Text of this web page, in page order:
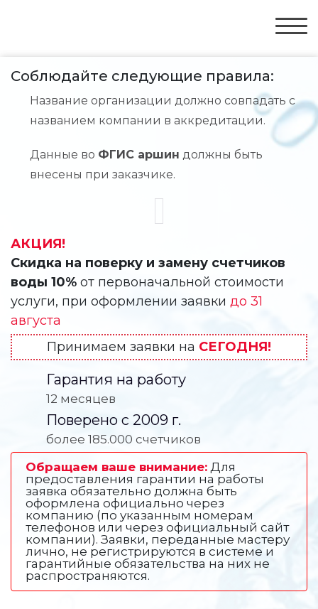
Соблюдайте следующие правила:
Название организации должно совпадать с
названием компании в аккредитации.
Данные во ФГИС аршин должны быть
внесены при заказчике.
АКЦИЯ!
Скидка на поверку и замену счетчиков
воды 10% от первоначальной стоимости
услуги, при оформлении заявки до 31
августа
Принимаем заявки на СЕГОДНЯ!
Гарантия на работу
12 месяцев
Поверено с 2009 г.
более 185.000 счетчиков
Обращаем ваше внимание: Для
предоставления гарантии на работы
заявка обязательно должна быть
оформлена официально через
компанию (по указанным номерам
телефонов или через официальный сайт
компании). Заявки, переданные мастеру
лично, не регистрируются в системе и
гарантийные обязательства на них не
распространяются.